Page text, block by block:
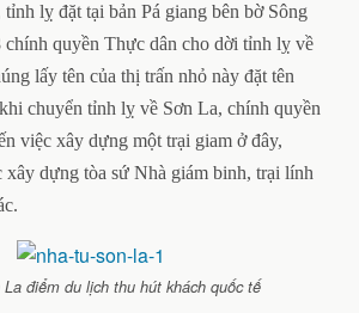
lỵ đặt tại bản Pá giang bên bờ Sông
chính quyền Thực dân cho dời tỉnh lỵ về
lấy tên của thị trấn nhỏ này đặt tên
chuyển tỉnh lỵ về Sơn La, chính quyền
việc xây dựng một trại giam ở đây,
xây dựng tòa sứ Nhà giám binh, trại lính
điểm du lịch thu hút khách quốc tế